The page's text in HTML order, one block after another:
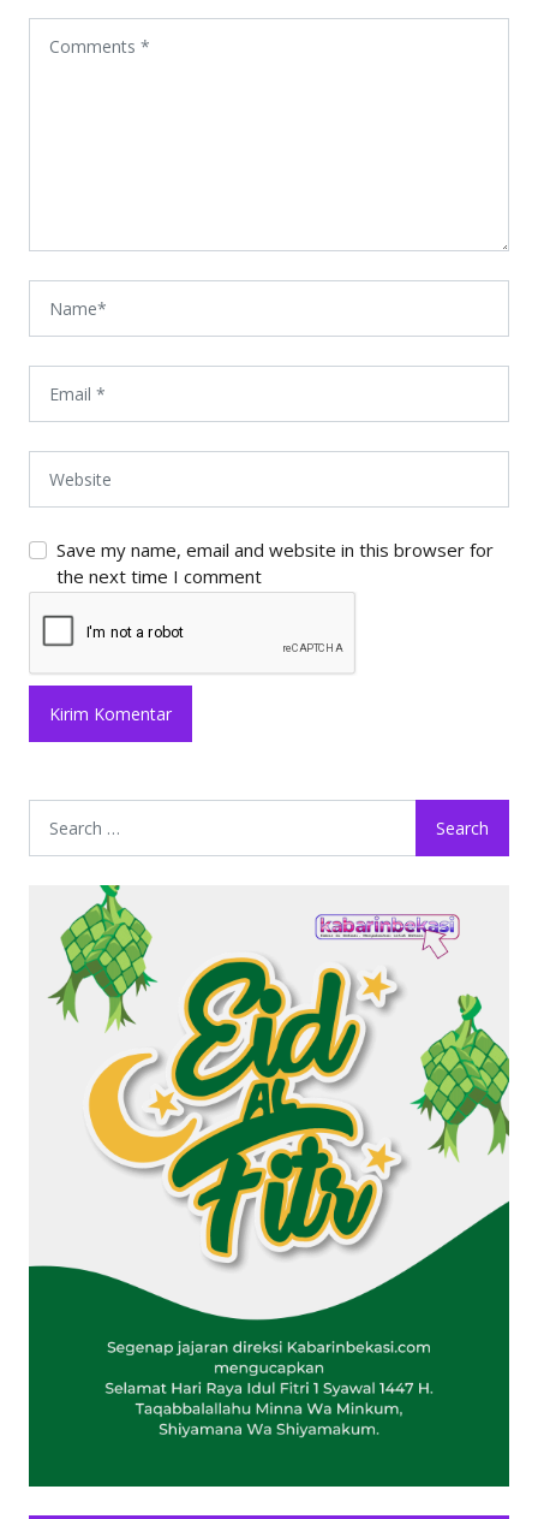
Save my name, email and website in this browser for
the next time I comment